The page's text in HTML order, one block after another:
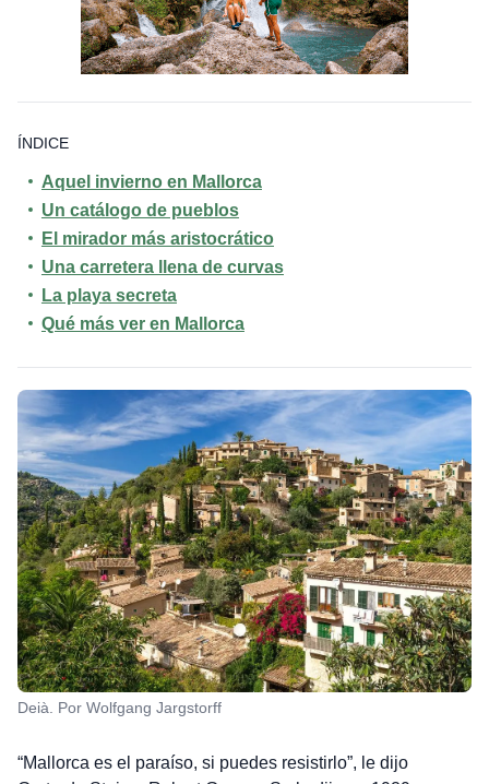
ÍNDICE
Aquel invierno en Mallorca
Un catálogo de pueblos
El mirador más aristocrático
Una carretera llena de curvas
La playa secreta
Qué más ver en Mallorca
Deià. Por Wolfgang Jargstorff
“Mallorca es el paraíso, si puedes resistirlo”, le dijo